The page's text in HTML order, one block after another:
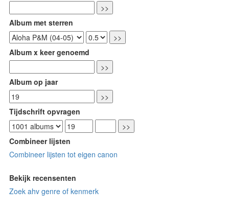
Album met sterren
Album x keer genoemd
Album op jaar
Tijdschrift opvragen
Combineer lijsten
Combineer lijsten tot eigen canon
Bekijk recensenten
Zoek ahv genre of kenmerk